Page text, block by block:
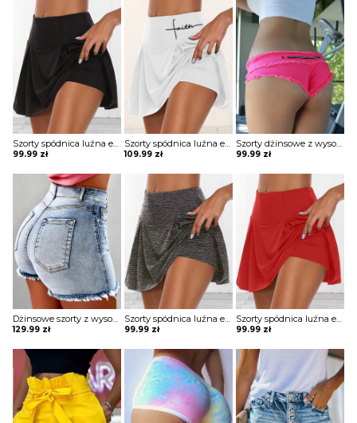
Szorty spódnica luźna elastyczna falowana obcisła w talii krótkie obcisłe Louiza
99.99 zł
Szorty spódnica luźna elastyczna falowana obcisła w talii krótkie obcisłe Azaleea
109.99 zł
Szorty dżinsowe z wysokim stanem i guzikami Hallie
99.99 zł
Dżinsowe szorty z wysokim stanem i frędzlami Barb
129.99 zł
Szorty spódnica luźna elastyczna falowana obcisła w talii krótkie obcisłe Louiza
99.99 zł
Szorty spódnica luźna elastyczna falowana obcisła w talii krótkie obcisłe Louiza
99.99 zł